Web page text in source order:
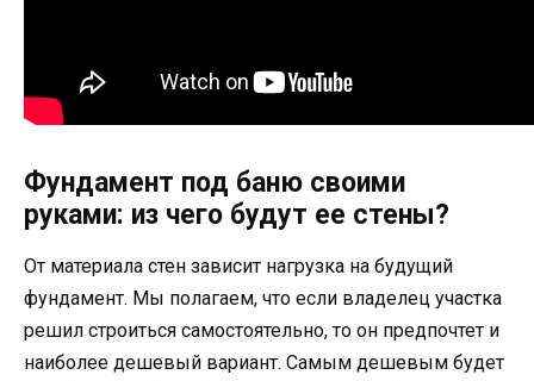
Фундамент под баню своими
руками: из чего будут ее стены?
От материала стен зависит нагрузка на будущий
фундамент. Мы полагаем, что если владелец участка
решил строиться самостоятельно, то он предпочтет и
наиболее дешевый вариант. Самым дешевым будет